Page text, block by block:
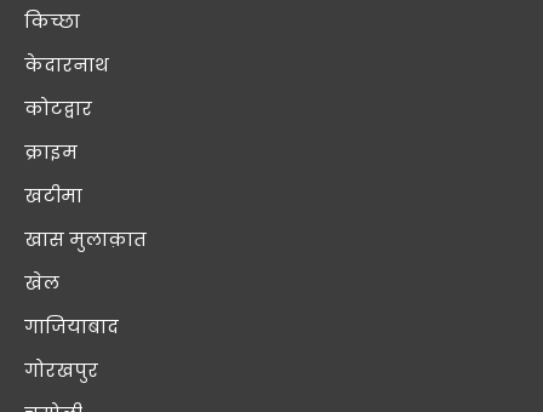
किच्छा
केदारनाथ
कोटद्वार
क्राइम
खटीमा
खास मुलाक़ात
खेल
गाजियाबाद
गोरखपुर